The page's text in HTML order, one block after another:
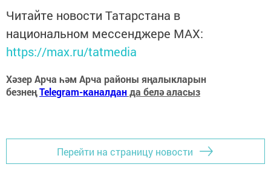
Читайте новости Татарстана в
национальном мессенджере MАХ:
https://max.ru/tatmedia
Хәзер Арча һәм Арча районы яңалыкларын
безнеңTelegram-каналданда белә аласыз
Перейти на страницу новости